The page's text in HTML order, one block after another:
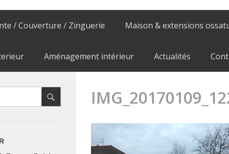
/ Couverture / Zinguerie Maison & extensions
Aménagement intérieur Actualités